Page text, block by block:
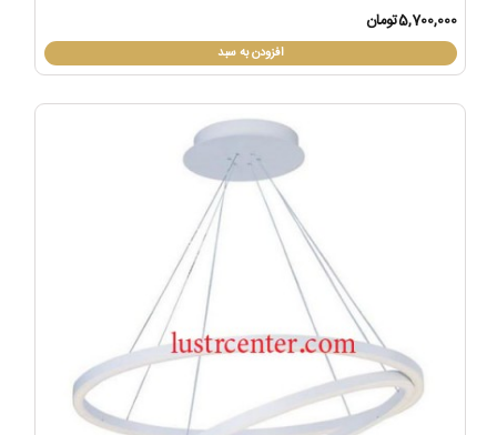
5,700,000تومان
افزودن به سبد